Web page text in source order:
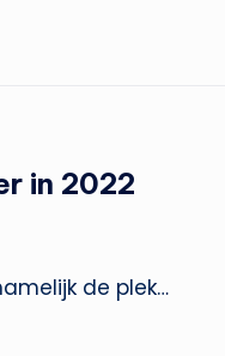
in 2022
de plek…